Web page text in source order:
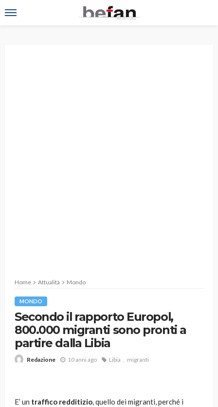
Home Attualità Mondo
MONDO
Secondo il rapporto Europol,
800.000 migranti sono pronti a
partire dalla Libia
Redazione 10 anni ago Libia migranti
E’ un traffico redditizio, quello dei migranti, perché i